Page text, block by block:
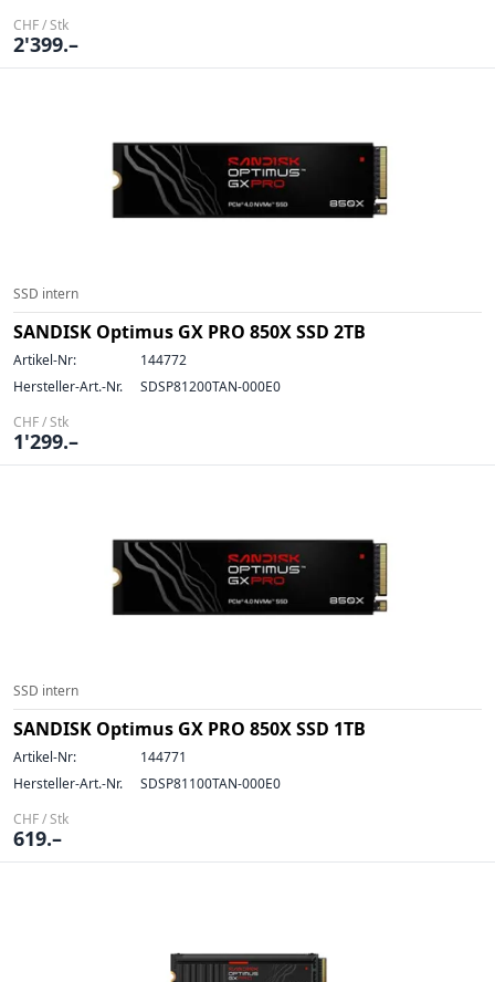
CHF / Stk
2'399.–
SSD intern
SANDISK Optimus GX PRO 850X SSD 2TB
Artikel-Nr:
144772
Hersteller-Art.-Nr.
SDSP81200TAN-000E0
CHF / Stk
1'299.–
SSD intern
SANDISK Optimus GX PRO 850X SSD 1TB
Artikel-Nr:
144771
Hersteller-Art.-Nr.
SDSP81100TAN-000E0
CHF / Stk
619.–